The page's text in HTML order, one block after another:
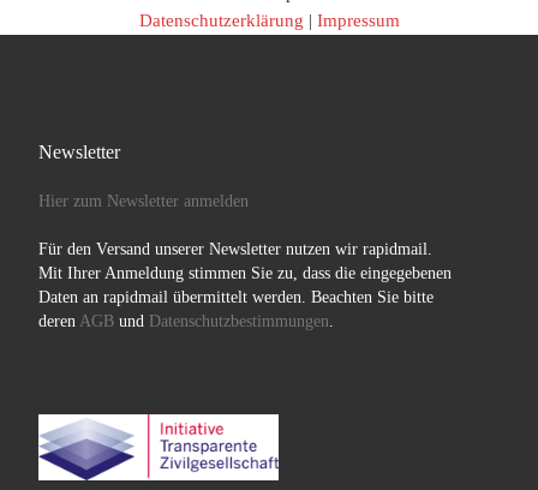
Datenschutzerklärung | Impressum
Newsletter
Hier zum Newsletter anmelden
Für den Versand unserer Newsletter nutzen wir rapidmail.
Mit Ihrer Anmeldung stimmen Sie zu, dass die eingegebenen
Daten an rapidmail übermittelt werden. Beachten Sie bitte
deren AGBund Datenschutzbestimmungen